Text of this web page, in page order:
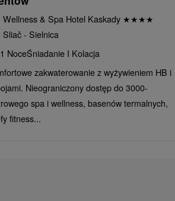
Wellness & Spa Hotel Kaskady ★★★★
Sliač - Sielnica
NoceŚniadanie I Kolacja
zakwaterowanie z wyżywieniem HB i
Nieograniczony dostęp do 3000-
spa i wellness, basenów termalnych,
fitness...